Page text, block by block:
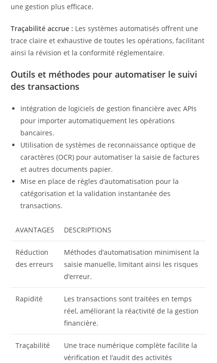
une gestion plus efficace.
Traçabilité accrue : Les systèmes automatisés offrent une
trace claire et exhaustive de toutes les opérations, facilitant
ainsi la révision et la conformité réglementaire.
Outils et méthodes pour automatiser le suivi
des transactions
Intégration de logiciels de gestion financière avec APIs
pour importer automatiquement les opérations
bancaires.
Utilisation de systèmes de reconnaissance optique de
caractères (OCR) pour automatiser la saisie de factures
et autres documents papier.
Mise en place de règles d’automatisation pour la
catégorisation et la validation instantanée des
transactions.
AVANTAGES DESCRIPTIONS
Réduction
des erreurs
Méthodes d’automatisation minimisent la
saisie manuelle, limitant ainsi les risques
d’erreur.
Rapidité
Les transactions sont traitées en temps
réel, améliorant la réactivité de la gestion
financière.
Traçabilité
Une trace numérique complète facilite la
vérification et l’audit des activités